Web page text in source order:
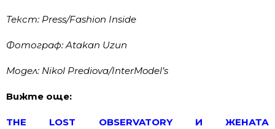
Текст: Press/Fashion Inside
Фотограф: Atakan Uzun
Модел: Nikol Prediova/InterModel’s
Вижте още:
THE LOST OBSERVATORY И ЖЕНАТА